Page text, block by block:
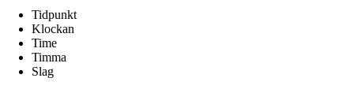
Tidpunkt
Klockan
Time
Timma
Slag